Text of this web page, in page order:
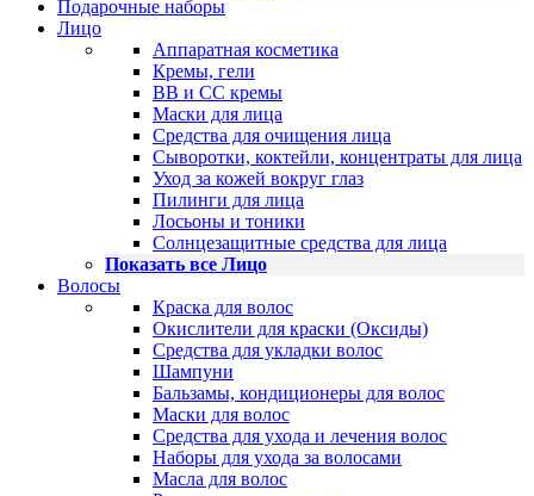
Подарочные наборы
Лицо
Аппаратная косметика
Кремы, гели
BB и CC кремы
Маски для лица
Средства для очищения лица
Сыворотки, коктейли, концентраты для лица
Уход за кожей вокруг глаз
Пилинги для лица
Лосьоны и тоники
Солнцезащитные средства для лица
Показать все Лицо
Волосы
Краска для волос
Окислители для краски (Оксиды)
Средства для укладки волос
Шампуни
Бальзамы, кондиционеры для волос
Маски для волос
Средства для ухода и лечения волос
Наборы для ухода за волосами
Масла для волос